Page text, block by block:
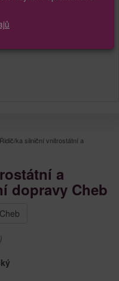
ka silniční vnitrostátní a
a
dopravy Cheb